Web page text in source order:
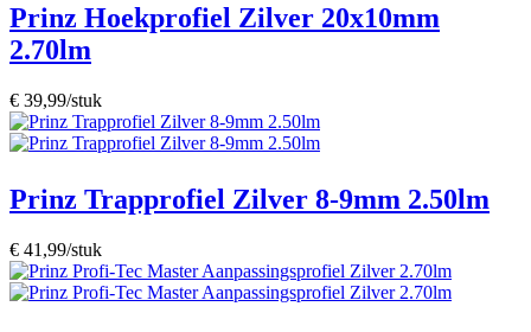
Prinz Hoekprofiel Zilver 20x10mm
2.70lm
€ 39,99/stuk
Prinz Trapprofiel Zilver 8-9mm 2.50lm
€ 41,99/stuk